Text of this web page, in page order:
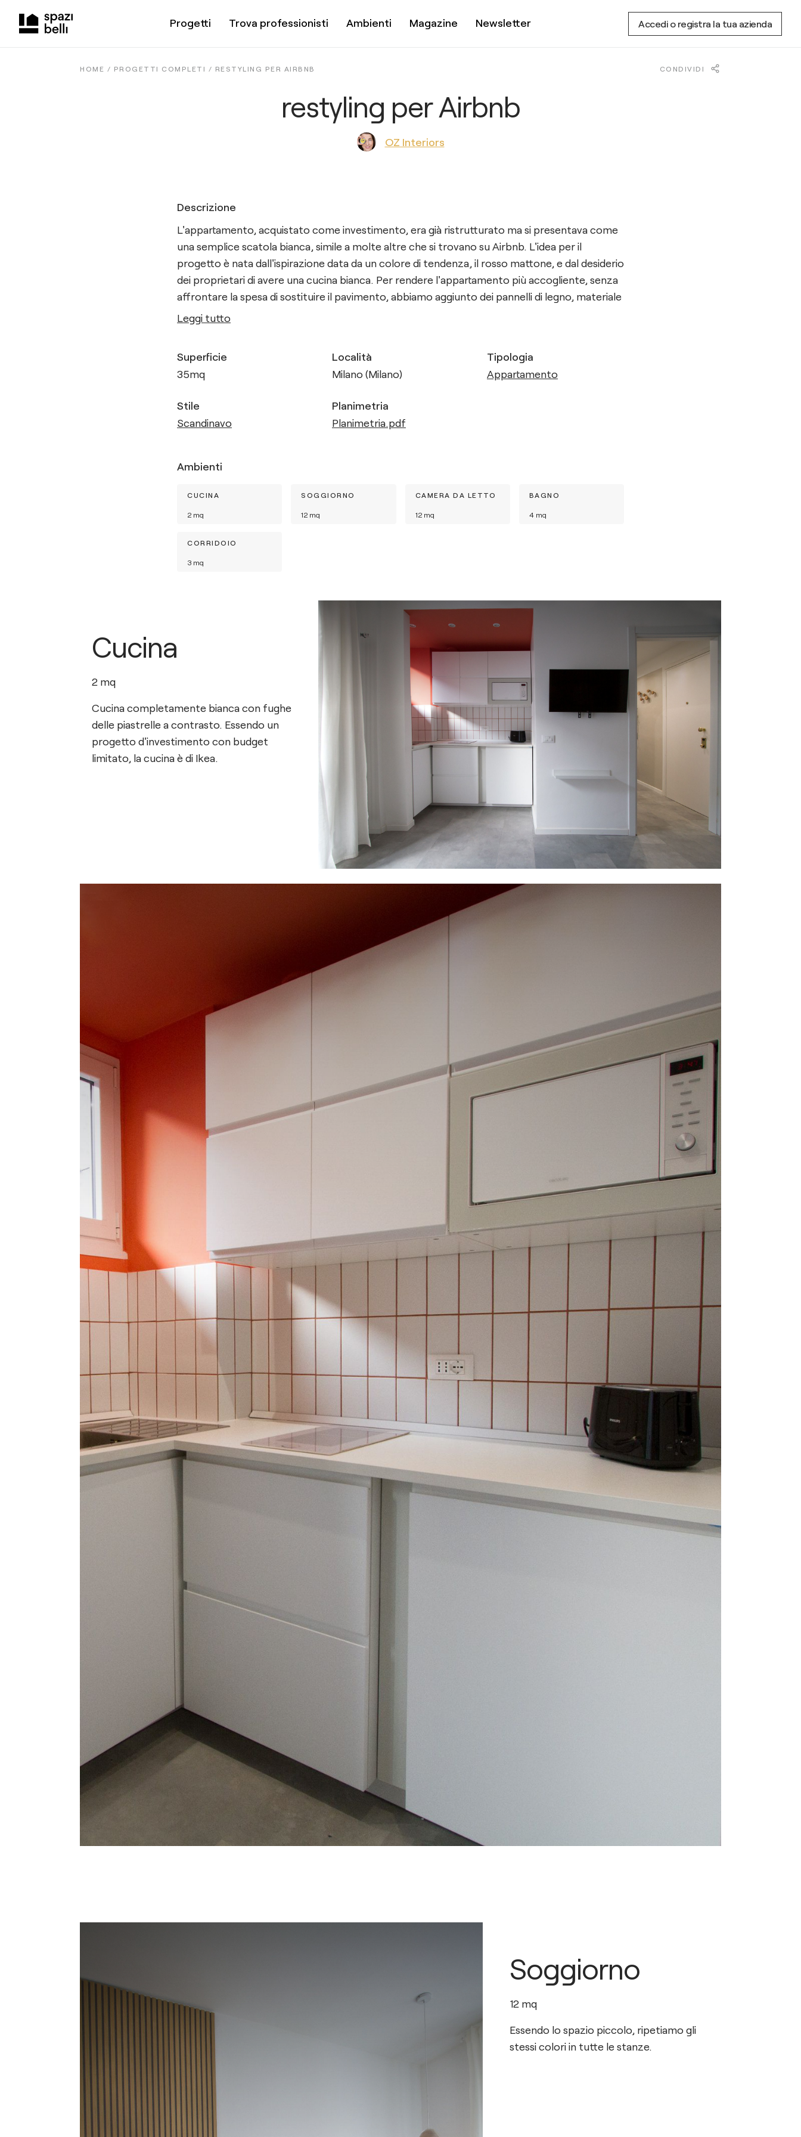
Progetti Trova professionisti Ambienti Magazine Newsletter Accedi o registra la tua azienda
HOME / PROGETTI COMPLETI / RESTYLING PER AIRBNB CONDIVIDI
restyling per Airbnb
OZ Interiors
Descrizione
L'appartamento, acquistato come investimento, era già ristrutturato ma si presentava come
una semplice scatola bianca, simile a molte altre che si trovano su Airbnb. L'idea per il
progetto è nata dall'ispirazione data da un colore di tendenza, il rosso mattone, e dal desiderio
dei proprietari di avere una cucina bianca. Per rendere l'appartamento più accogliente, senza
affrontare la spesa di sostituire il pavimento, abbiamo aggiunto dei pannelli di legno, materiale
Leggi tutto
Superficie
35mq
Località
Milano (Milano)
Tipologia
Appartamento
Stile
Scandinavo
Planimetria
Planimetria.pdf
Ambienti
CUCINA
2 mq
SOGGIORNO
12 mq
CAMERA DA LETTO
12mq
BAGNO
4mq
CORRIDOIO
3 mq
Cucina
2 mq
Cucina completamente bianca con fughe
delle piastrelle a contrasto. Essendo un
progetto d'investimento con budget
limitato, la cucina è di Ikea.
Soggiorno
12mq
Essendo lo spazio piccolo, ripetiamo gli
stessi colori in tutte le stanze.